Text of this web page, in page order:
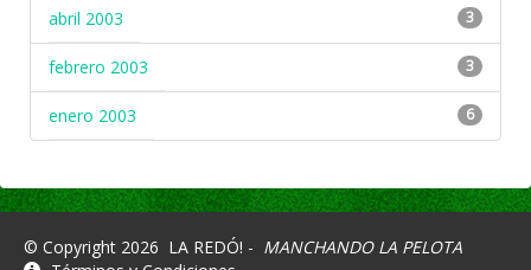
abril 2003 3
febrero 2003 3
enero 2003 6
© Copyright 2026 LA REDÓ! - MANCHANDO LA PELOTA